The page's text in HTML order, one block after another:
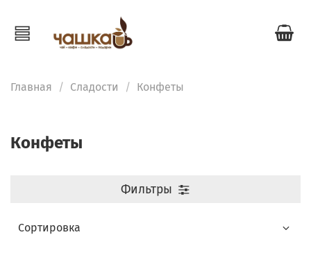
Главная Сладости Конфеты
Конфеты
Фильтры